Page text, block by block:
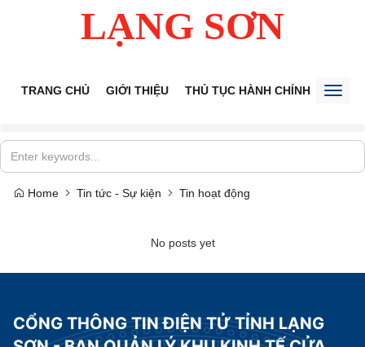
LẠNG SƠN
TRANG CHỦ GIỚI THIỆU THỦ TỤC HÀNH CHÍNH TIẾP
Home Tin tức - Sự kiện Tin hoạt động
No posts yet
CỔNG THÔNG TIN ĐIỆN TỬ TỈNH LẠNG